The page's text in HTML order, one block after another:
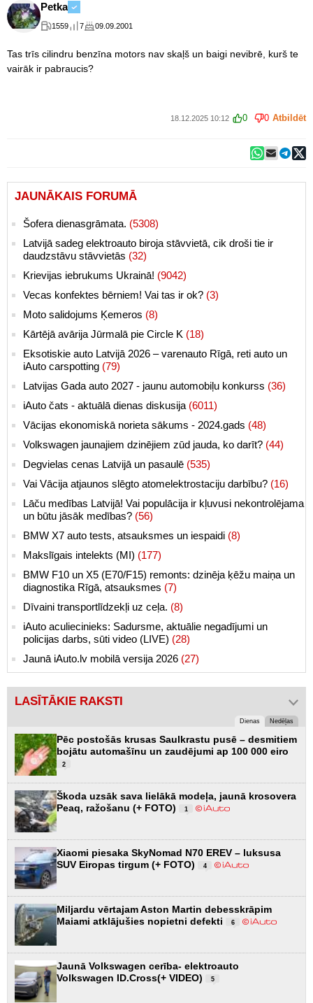
Petka
1559 7 09.09.2001
Tas trīs cilindru benzīna motors nav skaļš un baigi nevibrē, kurš te
vairāk ir pabraucis?
18.12.2025 10:12 0 0 Atbildēt
JAUNĀKAIS FORUMĀ
Šofera dienasgrāmata. (5308)
Latvijā sadeg elektroauto biroja stāvvietā, cik droši tie ir
daudzstāvu stāvvietās (32)
Krievijas iebrukums Ukrainā! (9042)
Vecas konfektes bērniem! Vai tas ir ok? (3)
Moto salidojums Ķemeros (8)
Kārtējā avārija Jūrmalā pie Circle K (18)
Eksotiskie auto Latvijā 2026 – varenauto Rīgā, reti auto un
iAuto carspotting (79)
Latvijas Gada auto 2027 - jaunu automobiļu konkurss (36)
iAuto čats - aktuālā dienas diskusija (6011)
Vācijas ekonomiskā norieta sākums - 2024.gads (48)
Volkswagen jaunajiem dzinējiem zūd jauda, ko darīt? (44)
Degvielas cenas Latvijā un pasaulē (535)
Vai Vācija atjaunos slēgto atomelektrostaciju darbību? (16)
Lāču medības Latvijā! Vai populācija ir kļuvusi nekontrolējama
un būtu jāsāk medības? (56)
BMW X7 auto tests, atsauksmes un iespaidi (8)
Makslīgais intelekts (MI) (177)
BMW F10 un X5 (E70/F15) remonts: dzinēja ķēžu maiņa un
diagnostika Rīgā, atsauksmes (7)
Dīvaini transportlīdzekļi uz ceļa. (8)
iAuto aculiecinieks: Sadursme, aktuālie negadījumi un
policijas darbs, sūti video (LIVE) (28)
Jaunā iAuto.lv mobilā versija 2026 (27)
LASĪTĀKIE RAKSTI
Dienas Nedēļas
Pēc postošās krusas Saulkrastu pusē – desmitiem
bojātu automašīnu un zaudējumi ap 100 000 eiro
2
Škoda uzsāk sava lielākā modeļa, jaunā krosovera
Peaq, ražošanu (+ FOTO)
1
Xiaomi piesaka SkyNomad N70 EREV – luksusa
SUV Eiropas tirgum (+ FOTO)
4
Miljardu vērtajam Aston Martin debesskrāpim
Maiami atklājušies nopietni defekti
6
Jaunā Volkswagen cerība- elektroauto
Volkswagen ID.Cross(+ VIDEO)
5